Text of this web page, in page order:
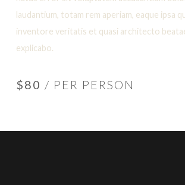
laudantium, totam rem aperiam, eaque ipsa
inventore veritatis et quasi architecto
explicabo.
$80 / PER PERSON